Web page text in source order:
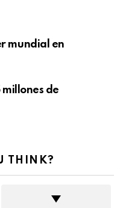
mundial en
millones de
THINK?